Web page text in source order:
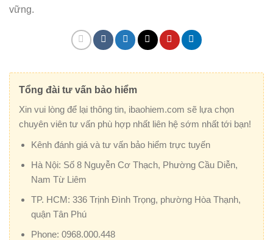
vững.
Tổng đài tư vấn bảo hiểm
Xin vui lòng để lại thông tin, ibaohiem.com sẽ lựa chọn
chuyên viên tư vấn phù hợp nhất liên hệ sớm nhất tới bạn!
Kênh đánh giá và tư vấn bảo hiểm trực tuyến
Hà Nội: Số 8 Nguyễn Cơ Thạch, Phường Cầu Diễn,
Nam Từ Liêm
TP. HCM: 336 Trịnh Đình Trọng, phường Hòa Thạnh,
quận Tân Phú
Phone: 0968.000.448